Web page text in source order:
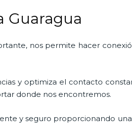
Guaragua
nos permite hacer
y optimiza el contacto
donde nos encontremos.
y seguro proporcionando